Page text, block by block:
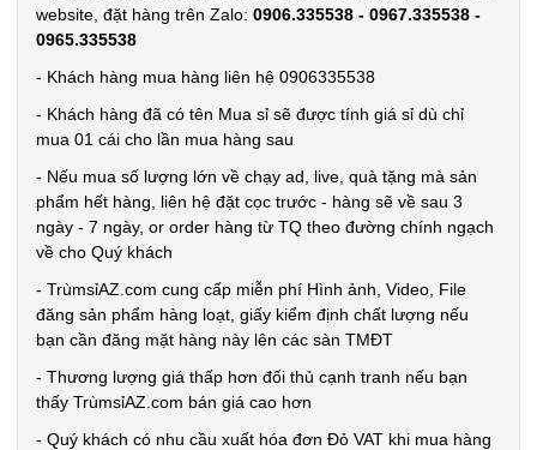
website, đặt hàng trên Zalo: 0906.335538 - 0967.335538 -
0965.335538
- Khách hàng mua hàng liên hệ 0906335538
- Khách hàng đã có tên Mua sỉ sẽ được tính giá sỉ dù chỉ
mua 01 cái cho lần mua hàng sau
- Nếu mua số lượng lớn về chạy ad, live, quà tặng mà sản
phẩm hết hàng, liên hệ đặt cọc trước - hàng sẽ về sau 3
ngày - 7 ngày, or order hàng từ TQ theo đường chính ngạch
về cho Quý khách
- TrùmsỉAZ.com cung cấp miễn phí Hình ảnh, Video, File
đăng sản phẩm hàng loạt, giấy kiểm định chất lượng nếu
bạn cần đăng mặt hàng này lên các sàn TMĐT
- Thương lượng giá thấp hơn đối thủ cạnh tranh nếu bạn
thấy TrùmsỉAZ.com bán giá cao hơn
- Quý khách có nhu cầu xuất hóa đơn Đỏ VAT khi mua hàng
TÌNH
Test,
Cân nặng:
0,3kg
Găng tay